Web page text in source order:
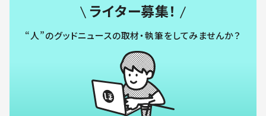
ライター募集！
“人”のグッドニュースの取材・執筆をしてみませんか？